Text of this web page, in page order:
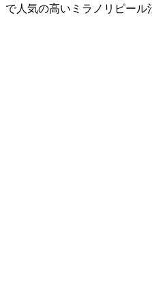
で人気の高いミラノリピー